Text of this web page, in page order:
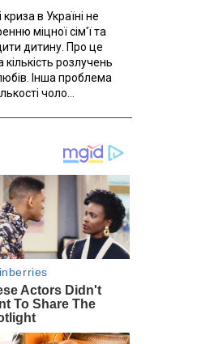
криза в Україні не
міцної сім'ї та
дитину. Про це
кількість розлучень
Інша проблема
чоло...